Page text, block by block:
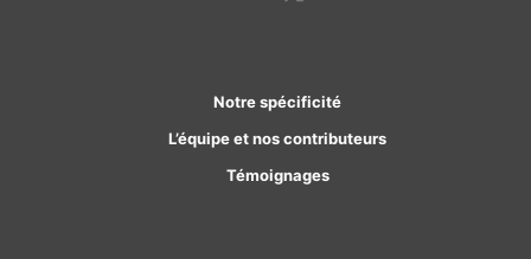
Notre spécificité
L’équipe et nos contributeurs
Témoignages